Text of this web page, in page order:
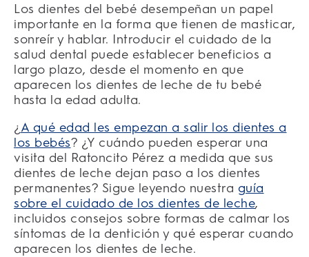
Los dientes del bebé desempeñan un papel
importante en la forma que tienen de masticar,
sonreír y hablar. Introducir el cuidado de la
salud dental puede establecer beneficios a
largo plazo, desde el momento en que
aparecen los dientes de leche de tu bebé
hasta la edad adulta.
¿ A qué edad les empezan a salir los dientes a
los bebés? ¿Y cuándo pueden esperar una
visita del Ratoncito Pérez a medida que sus
dientes de leche dejan paso a los dientes
permanentes? Sigue leyendo nuestra guía
sobre el cuidado de los dientes de leche,
incluidos consejos sobre formas de calmar los
síntomas de la dentición y qué esperar cuando
aparecen los dientes de leche.